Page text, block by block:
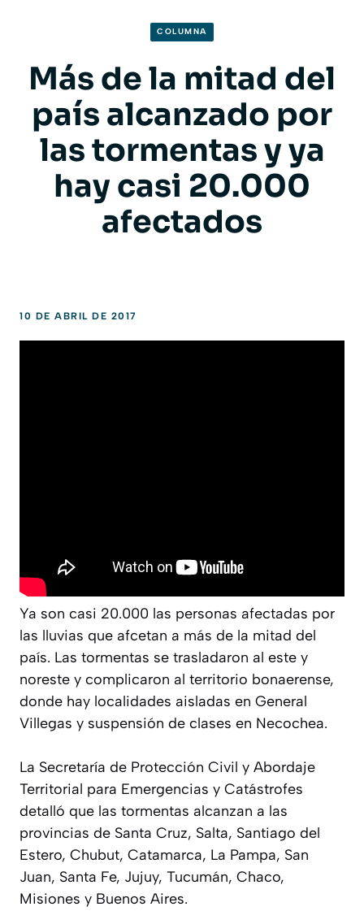
COLUMNA
Más de la mitad del
país alcanzado por
las tormentas y ya
hay casi 20.000
afectados
10 DE ABRIL DE 2017
Ya son casi 20.000 las personas afectadas por
las lluvias que afcetan a más de la mitad del
país. Las tormentas se trasladaron al este y
noreste y complicaron al territorio bonaerense,
donde hay localidades aisladas en General
Villegas y suspensión de clases en Necochea.
La Secretaría de Protección Civil y Abordaje
Territorial para Emergencias y Catástrofes
detalló que las tormentas alcanzan a las
provincias de Santa Cruz, Salta, Santiago del
Estero, Chubut, Catamarca, La Pampa, San
Juan, Santa Fe, Jujuy, Tucumán, Chaco,
Misiones y Buenos Aires.